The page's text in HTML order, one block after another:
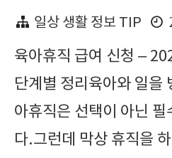
일상 생활 정보 TIP
육아휴직 급여 신청 –
단계별 정리육아와 일을
아휴직은 선택이 아닌 필
다.그런데 막상 휴직을